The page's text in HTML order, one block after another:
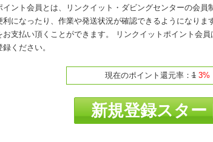
イント会員とは、リンクイット・ダビングセンターの会
利になったり、作業や発送状況が確認できるようになり
お支払い頂くことができます。 リンクイットポイント会
ください。
現在のポイント還元率：1 3%
新規登録スター